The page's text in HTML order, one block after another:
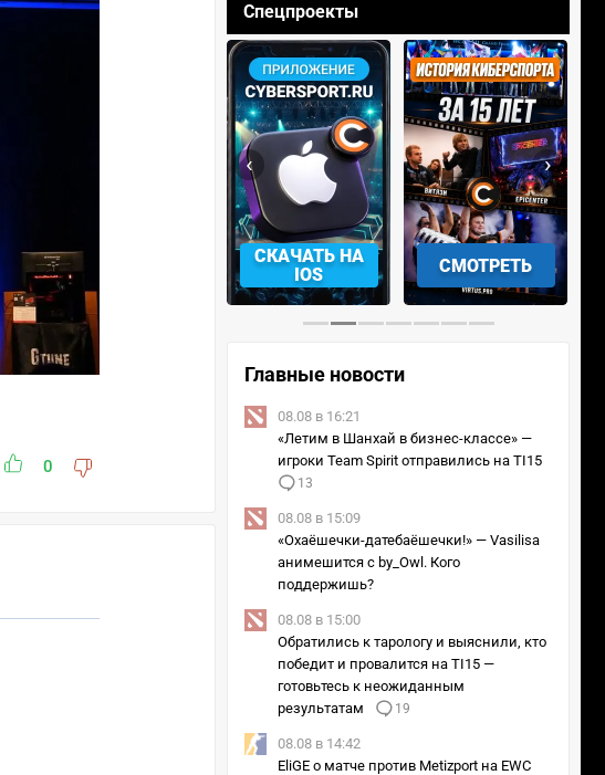
0
Спецпроекты
СКАЧАТЬ НА
СМОТРЕТЬ УЧАСТВОВАТЬ
‹ ›
Главные новости
08.08 в 16:21
«Летим в Шанхай в бизнес-классе» —
игроки Team Spirit отправились на TI15
13
08.08 в 15:09
«Охаёшечки-датебаёшечки!» — Vasilisa
анимешится с by_Owl. Кого
поддержишь?
08.08 в 15:00
Обратились к тарологу и выяснили, кто
победит и провалится на TI15 —
готовьтесь к неожиданным
результатам
19
08.08 в 14:42
EliGE о матче против Metizport на EWC